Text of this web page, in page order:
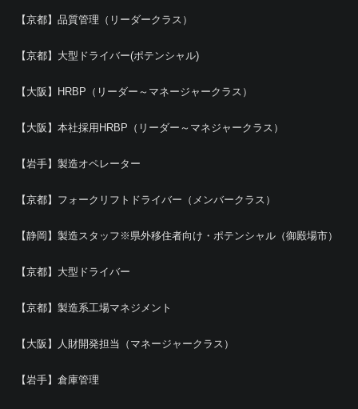
【京都】品質管理（リーダークラス）
【京都】大型ドライバー(ポテンシャル)
【大阪】HRBP（リーダー～マネージャークラス）
【大阪】本社採用HRBP（リーダー～マネジャークラス）
【岩手】製造オペレーター
【京都】フォークリフトドライバー（メンバークラス）
【静岡】製造スタッフ※県外移住者向け・ポテンシャル（御殿場市）
【京都】大型ドライバー
【京都】製造系工場マネジメント
【大阪】人財開発担当（マネージャークラス）
【岩手】倉庫管理